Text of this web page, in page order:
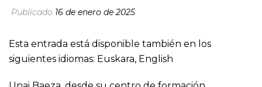
Publicado 16 de enero de 2025
Esta entrada está disponible también en los
siguientes idiomas: Euskara, English